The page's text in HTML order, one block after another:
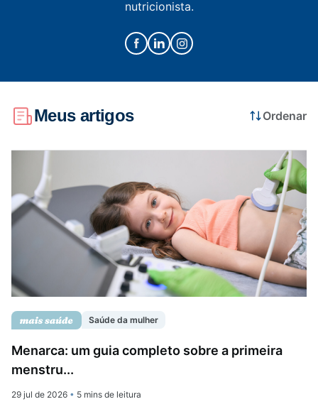
Saúde do homem
nutricionista.
Meus artigos Ordenar
Saúde da mulher
Menarca: um guia completo sobre a primeira
menstru...
29 jul de 2026 • 5 mins de leitura